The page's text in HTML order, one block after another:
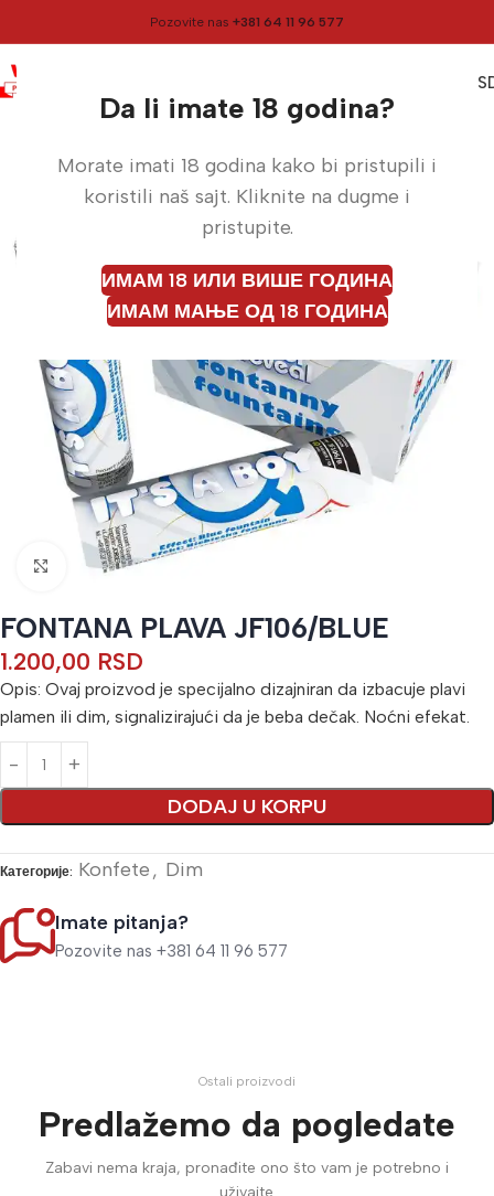
Da li imate 18 godina?
Morate imati 18 godina kako bi pristupili i
koristili naš sajt. Kliknite na dugme i
pristupite.
ИМАМ 18 ИЛИ ВИШЕ ГОДИНА
ИМАМ МАЊЕ ОД 18 ГОДИНА
Pozovite nas +381 64 11 96 577
Meni
Početna Dim
Кликните да бисте увећали
FONTANA PLAVA JF106/BLUE
1.200,00 RSD
Opis: Ovaj proizvod je specijalno dizajniran da izbacuje plavi
plamen ili dim, signalizirajući da je beba dečak. Noćni efekat.
DODAJ U KORPU
Категорије: Konfete, Dim
Imate pitanja?
Pozovite nas +381 64 11 96 577
Ostali proizvodi
Predlažemo da pogledate
Zabavi nema kraja, pronađite ono što vam je potrebno i
uživajte